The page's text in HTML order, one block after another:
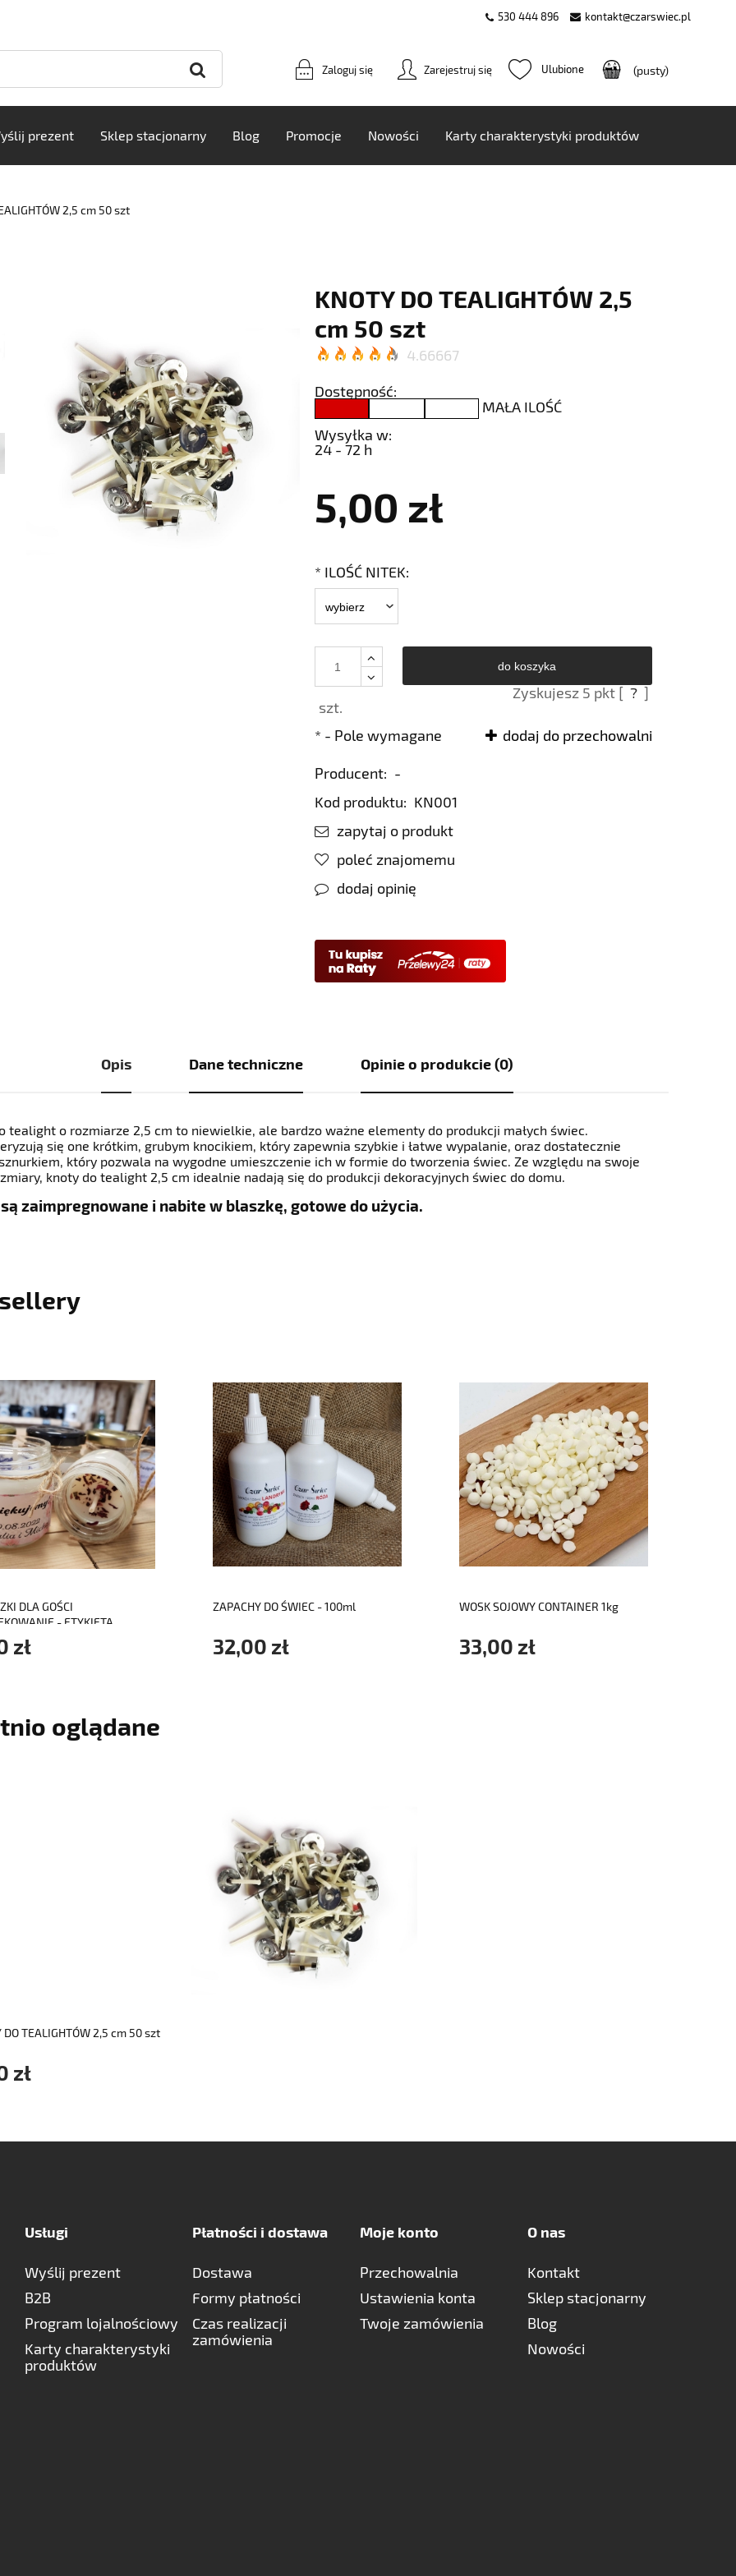
530 444 896 kontakt@czarswiec.pl
Zarejestruj się
Zaloguj się (pusty)
prezent Sklep stacjonarny Blog Promocje Nowości Karty charakterystyki produktów
2,5 cm 50 szt
KNOTY DO TEALIGHTÓW 2,5
cm 50 szt
4.66667
Dostępność:
MAŁA ILOŚĆ
Wysyłka w:
24 - 72 h
5,00 zł
* ILOŚĆ NITEK:
szt.
do koszyka
Zyskujesz 5 pkt [ ? ]
dodaj do przechowalni
* - Pole wymagane
Producent: -
Kod produktu: KN001
zapytaj o produkt
poleć znajomemu
dodaj opinię
Opis Dane techniczne Opinie o produkcie (0)
tealight o rozmiarze 2,5 cm to niewielkie, ale bardzo ważne elementy do produkcji małych świec.
się one krótkim, grubym knocikiem, który zapewnia szybkie i łatwe wypalanie, oraz dostatecznie
który pozwala na wygodne umieszczenie ich w formie do tworzenia świec. Ze względu na swoje
knoty do tealight 2,5 cm idealnie nadają się do produkcji dekoracyjnych świec do domu.
zaimpregnowane i nabite w blaszkę, gotowe do użycia.
DLA GOŚCI
- ETYKIETA
zł
do koszyka
ZAPACHY DO ŚWIEC - 100ml
32,00 zł
do koszyka
WOSK SOJOWY CONTAINER 1kg
33,00 zł
do koszyka
oglądane
DO TEALIGHTÓW 2,5 cm 50 szt
zł
do koszyka
Usługi
Wyślij prezent
B2B
Program lojalnościowy
Karty charakterystyki
produktów
Płatności i dostawa
Dostawa
Formy płatności
Czas realizacji
zamówienia
Moje konto
Przechowalnia
Ustawienia konta
Twoje zamówienia
O nas
Kontakt
Sklep stacjonarny
Blog
Nowości